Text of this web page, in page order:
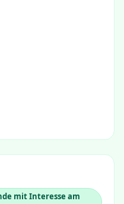
mit Interesse am